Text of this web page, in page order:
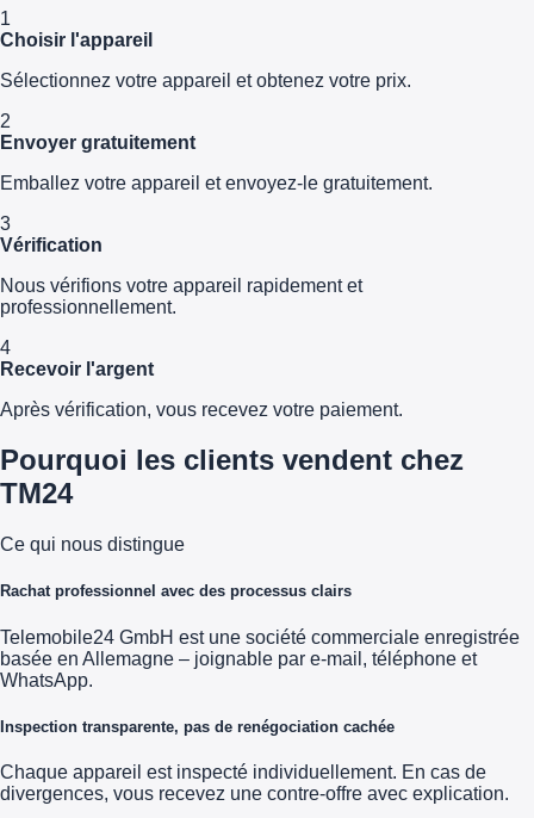
1
Choisir l'appareil
Sélectionnez votre appareil et obtenez votre prix.
2
Envoyer gratuitement
Emballez votre appareil et envoyez-le gratuitement.
3
Vérification
Nous vérifions votre appareil rapidement et
professionnellement.
4
Recevoir l'argent
Après vérification, vous recevez votre paiement.
Pourquoi les clients vendent chez
TM24
Ce qui nous distingue
Rachat professionnel avec des processus clairs
Telemobile24 GmbH est une société commerciale enregistrée
basée en Allemagne – joignable par e-mail, téléphone et
WhatsApp.
Inspection transparente, pas de renégociation cachée
Chaque appareil est inspecté individuellement. En cas de
divergences, vous recevez une contre-offre avec explication.